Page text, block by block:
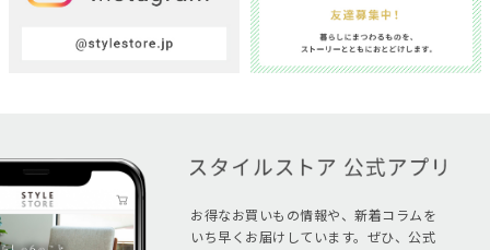
お得なお買いもの情報や、新着コラムを
いち早くお届けしています。ぜひ、公式